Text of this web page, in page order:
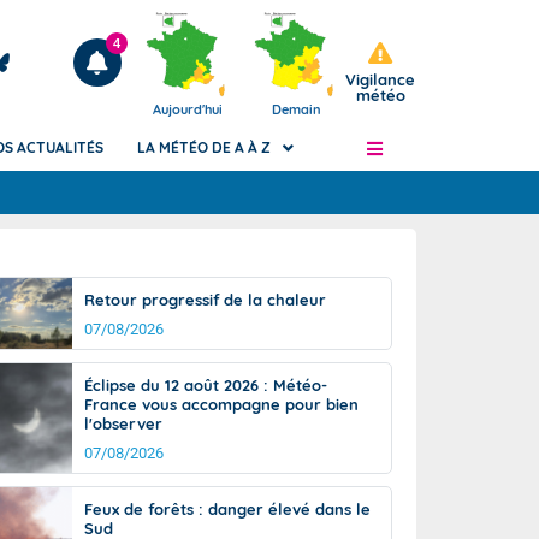
Articles
4
Aujourd'hui Demain
Vigilance
météo
de
Phénomènes dangereux de J+2 à J+7
Avertissement pluies intenses à l'échelle
des communes (Apic)
Bulletins Marine
Bulletins d'estimation du risque
d'avalanche
Météo des forêts
Vigicrues
ACTUALITÉS LA MÉTÉO DE A À Z
Retour progressif de la chaleur
07/08/2026
Éclipse du 12 août 2026 : Météo-
France vous accompagne pour bien
l'observer
07/08/2026
Feux de forêts : danger élevé dans le
Sud